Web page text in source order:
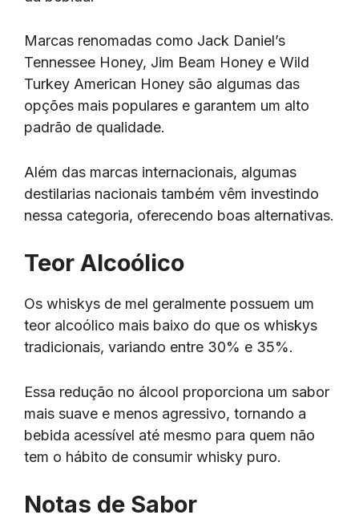
Marcas renomadas como Jack Daniel’s
Tennessee Honey, Jim Beam Honey e Wild
Turkey American Honey são algumas das
opções mais populares e garantem um alto
padrão de qualidade.
Além das marcas internacionais, algumas
destilarias nacionais também vêm investindo
nessa categoria, oferecendo boas alternativas.
Teor Alcoólico
Os whiskys de mel geralmente possuem um
teor alcoólico mais baixo do que os whiskys
tradicionais, variando entre 30% e 35%.
Essa redução no álcool proporciona um sabor
mais suave e menos agressivo, tornando a
bebida acessível até mesmo para quem não
tem o hábito de consumir whisky puro.
Notas de Sabor